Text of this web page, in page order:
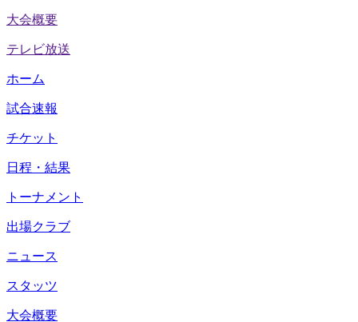
大会概要
テレビ放送
ホーム
試合速報
チケット
日程・結果
トーナメント
出場クラブ
ニュース
スタッツ
大会概要